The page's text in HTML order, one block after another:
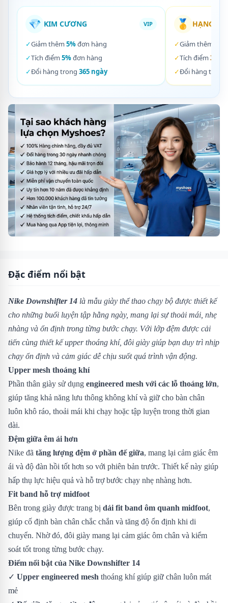
💎 KIM CƯƠNG VIP
✓Giảm thêm 5%đơn hàng
✓Tích điểm 5%đơn hàng
✓Đổi hàng trong 365 ngày
🥇 HẠNG
✓Giảm thêm
✓Tích điểm 3%
✓Đổi hàng trong
Đặc điểm nổi bật
Nike Downshifter 14 là mẫu giày thể thao chạy bộ được thiết kế
cho những buổi luyện tập hằng ngày, mang lại sự thoải mái, nhẹ
nhàng và ổn định trong từng bước chạy. Với lớp đệm được cải
tiến cùng thiết kế upper thoáng khí, đôi giày giúp bạn duy trì nhịp
chạy ổn định và cảm giác dễ chịu suốt quá trình vận động.
Upper mesh thoáng khí
Phần thân giày sử dụng engineered mesh với các lỗ thoáng lớn,
giúp tăng khả năng lưu thông không khí và giữ cho bàn chân
luôn khô ráo, thoải mái khi chạy hoặc tập luyện trong thời gian
dài.
Đệm giữa êm ái hơn
Nike đã tăng lượng đệm ở phần đế giữa, mang lại cảm giác êm
ái và độ đàn hồi tốt hơn so với phiên bản trước. Thiết kế này giúp
hấp thụ lực hiệu quả và hỗ trợ bước chạy nhẹ nhàng hơn.
Fit band hỗ trợ midfoot
Bên trong giày được trang bị dải fit band ôm quanh midfoot,
giúp cố định bàn chân chắc chắn và tăng độ ổn định khi di
chuyển. Nhờ đó, đôi giày mang lại cảm giác ôm chân và kiểm
soát tốt trong từng bước chạy.
Điểm nổi bật của Nike Downshifter 14
✓ Upper engineered mesh thoáng khí giúp giữ chân luôn mát
mẻ